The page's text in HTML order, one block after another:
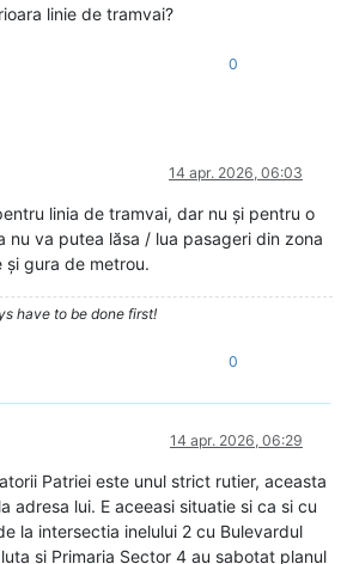
linie de tramvai?
0
14 apr. 2026, 06:03
linia de tramvai, dar nu și pentru o
nu va putea lăsa / lua pasageri din zona
și gura de metrou.
have to be done first!
0
14 apr. 2026, 06:29
Patriei este unul strict rutier, aceasta
adresa lui. E aceeasi situatie si ca si cu
la intersectia inelului 2 cu Bulevardul
si Primaria Sector 4 au sabotat planul